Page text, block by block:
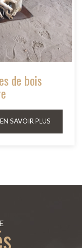
de bois
EN SAVOIR PLUS